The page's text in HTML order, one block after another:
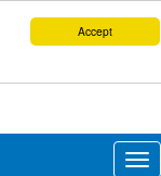
Accept